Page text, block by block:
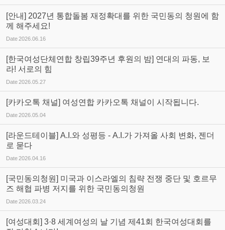
[안내] 2027년 통합돌봄 재정확대를 위한 국민동의 청원에 함
께 해주세요!
Date2026.06.16
[한국여성단체연합 창립39주년 후원의 밤] 연대의 파동, 보
라! 서로의 힘
Date2026.05.27
[카카오톡 채널] 여성연합 카카오톡 채널이 시작됩니다.
Date2026.05.04
[라운드테이블] A.I.와 성평등 - A.I.가 가져올 사회 변화, 젠더
로 묻다
Date2026.04.16
[국민동의청원] 미국과 이스라엘의 침략 전쟁 중단 및 호르무
즈 해협 파병 저지를 위한 국민동의청원
Date2026.03.24
[여성대회] 3·8 세계여성의 날 기념 제41회 한국여성대회를